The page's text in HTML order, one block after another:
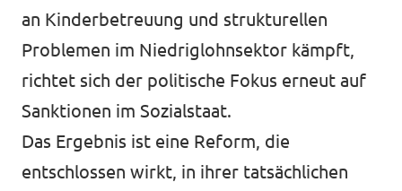
an Kinderbetreuung und strukturellen
Problemen im Niedriglohnsektor kämpft,
richtet sich der politische Fokus erneut auf
Sanktionen im Sozialstaat.
Das Ergebnis ist eine Reform, die
entschlossen wirkt, in ihrer tatsächlichen